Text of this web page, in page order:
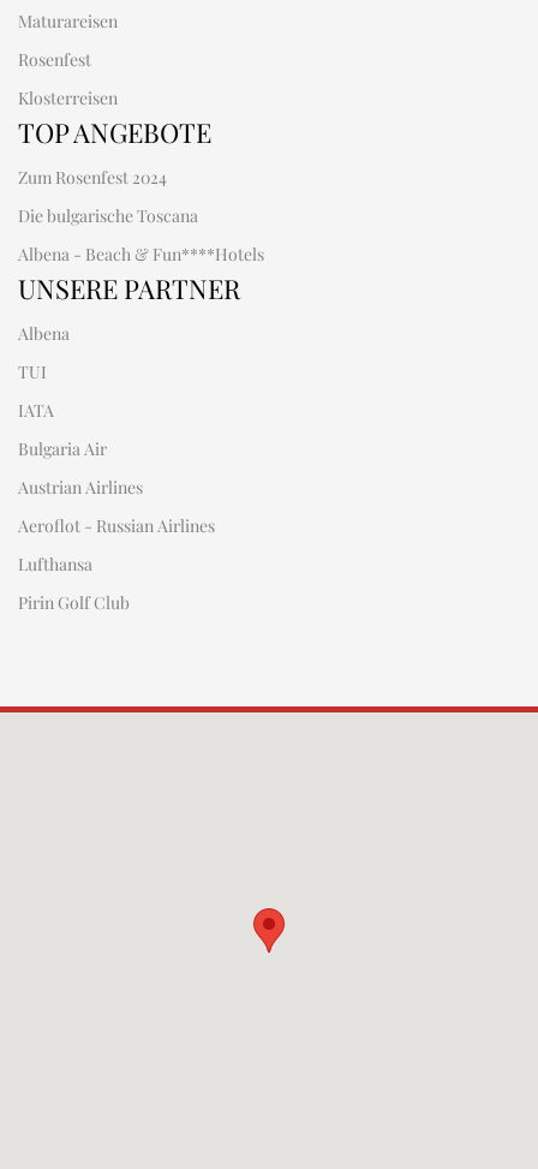
Maturareisen
Rosenfest
Klosterreisen
TOP ANGEBOTE
Zum Rosenfest 2024
Die bulgarische Toscana
Albena - Beach & Fun****Hotels
UNSERE PARTNER
Albena
TUI
IATA
Bulgaria Air
Austrian Airlines
Aeroflot - Russian Airlines
Lufthansa
Pirin Golf Club